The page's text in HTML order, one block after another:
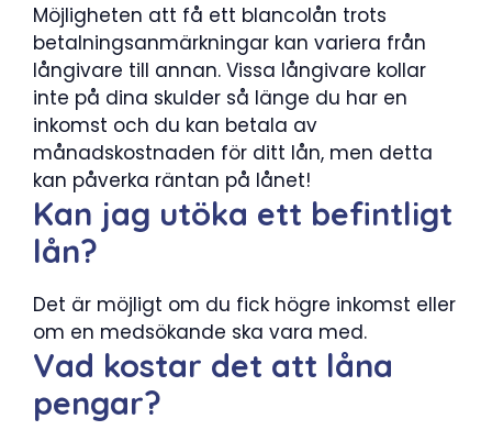
Möjligheten att få ett blancolån trots
betalningsanmärkningar kan variera från
långivare till annan. Vissa långivare kollar
inte på dina skulder så länge du har en
inkomst och du kan betala av
månadskostnaden för ditt lån, men detta
kan påverka räntan på lånet!
Kan jag utöka ett befintligt
lån?
Det är möjligt om du fick högre inkomst eller
om en medsökande ska vara med.
Vad kostar det att låna
pengar?